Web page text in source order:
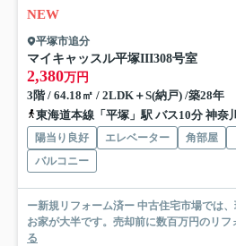
NEW
平塚市追分
マイキャッスル平塚III308号室
2,380万円
3階 / 64.18㎡ / 2LDK＋S(納戸) /築28年
東海道本線「平塚」駅 バス10分 神奈川中央交通「
陽当り良好 エレベーター 角部屋
バルコニー
ー新規リフォーム済ー 中古住宅市場では
お家が大半です。売却前に数百万円のリフ
る